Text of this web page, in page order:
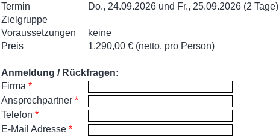
Termin
Do., 24.09.2026 und Fr., 25.09.2026 (2 Tage)
Zielgruppe
Voraussetzungen
keine
Preis
1.290,00 € (netto, pro Person)
Anmeldung / Rückfragen:
Firma *
Ansprechpartner *
Telefon *
E-Mail Adresse *